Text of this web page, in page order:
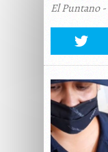
El Puntano